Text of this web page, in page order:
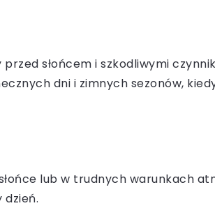
słońcem i szkodliwymi
dni i zimnych sezonów,
lub w trudnych warunkach
dzień.